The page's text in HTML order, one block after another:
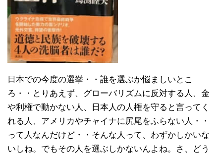
日本での今度の選挙・・誰を選ぶか悩ましいとこ
ろ・・とりあえず、グローバリズムに反対する人、金
や利権で動かない人、日本人の人権を守ると言ってく
れる人、アメリカやチャイナに尻尾をふらない人・・
って人なんだけど・・そんな人って、わずかしかいな
いしね。でもその人を選ぶしかないんよね。さ、どう